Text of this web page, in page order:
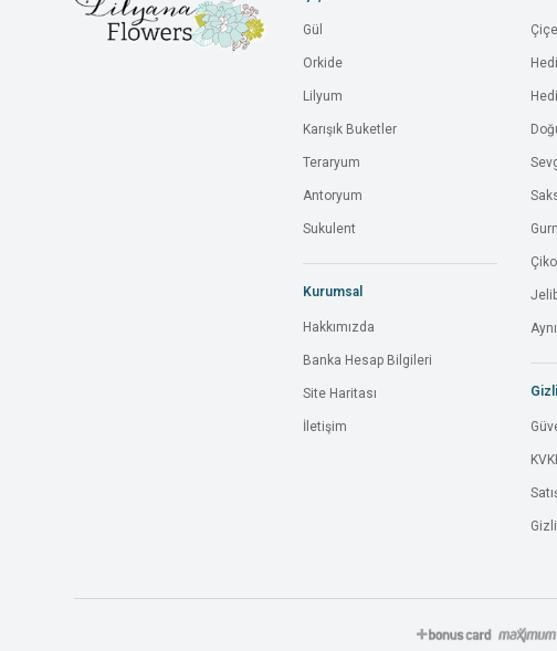
Gül
Orkide
Lilyum
Karışık Buketler
Teraryum
Antoryum
Sukulent
Kurumsal
Hakkımızda
Banka Hesap Bilgileri
Site Haritası
İletişim